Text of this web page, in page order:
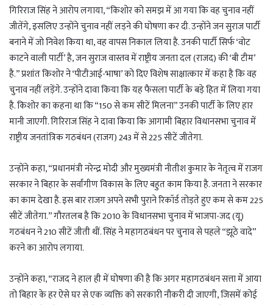
गिरिराज सिंह ने आरोप लगाया, “किशोर को समझ में आ गया कि वह चुनाव नहीं
जीतेंगे, इसलिए उन्होंने चुनाव नहीं लड़ने की घोषणा कर दी. उन्होंने जन सुराज पार्टी
बनाने में जो निवेश किया था, वह वापस निकाल लिया है. उनकी पार्टी सिर्फ ‘वोट
काटने वाली पार्टी’ है, जन सुराज वास्तव में राष्ट्रीय जनता दल (राजद) की ‘बी टीम’
है.” प्रशांत किशोर ने ‘पीटीआई-भाषा’ को दिए विशेष साक्षात्कार में कहा है कि वह
चुनाव नहीं लड़ेंगे. उन्होंने दावा किया कि यह फैसला पार्टी के बड़े हित में लिया गया
है. किशोर का कहना था कि “150 से कम सीटें मिलना” उनकी पार्टी के लिए हार
मानी जाएगी. गिरिराज सिंह ने दावा किया कि आगामी बिहार विधानसभा चुनाव में
राष्ट्रीय जनतांत्रिक गठबंधन (राजग) 243 में से 225 सीटें जीतेगा.
उन्होंने कहा, “प्रधानमंत्री नरेन्द्र मोदी और मुख्यमंत्री नीतीश कुमार के नेतृत्व में राजग
सरकार ने बिहार के सर्वांगीण विकास के लिए बहुत काम किया है. जनता ने सरकार
का काम देखा है. इस बार राजग अपने सभी पुराने रिकॉर्ड तोड़ते हुए कम से कम 225
सीटें जीतेगा.” गौरतलब है कि 2010 के विधानसभा चुनाव में भाजपा-जद (यू)
गठबंधन ने 210 सीटें जीती थीं. सिंह ने महागठबंधन पर चुनाव से पहले “झूठे वादे”
करने का आरोप लगाया.
उन्होंने कहा, “राजद ने हाल ही में घोषणा की है कि अगर महागठबंधन सत्ता में आया
तो बिहार के हर ऐसे घर से एक व्यक्ति को सरकारी नौकरी दी जाएगी, जिसमें कोई